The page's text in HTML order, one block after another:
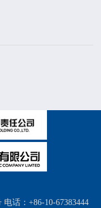
话：+86-10-67383444